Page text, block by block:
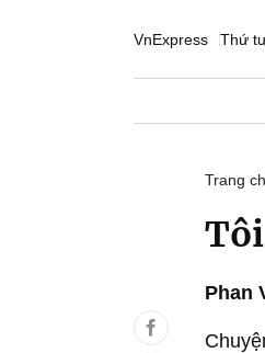
VnExpress Thứ
Trang
Phan